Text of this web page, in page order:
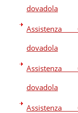
dovadola
Assistenza
dovadola
Assistenza
dovadola
Assistenza